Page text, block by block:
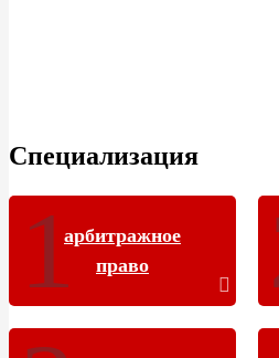
Специализация
арбитражное
право